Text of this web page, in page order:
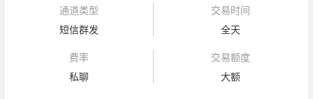
通道类型
短信群发
交易时间
全天
费率
私聊
交易额度
大额